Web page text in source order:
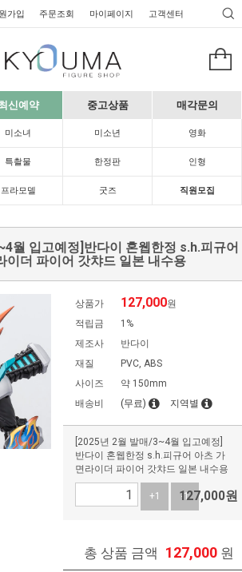
가입 주문조회 마이페이지 고객센터
신예약 중고상품 매각문의
미소녀 미소년 영화
특촬물 한정판 인형
프라모델 굿즈 직원모집
월 입고예정]반다이 혼웹한정 s.h.피규어
이더 파이어 갓챠드 일본 내수용
상품가 127,000원
적립금
1%
제조사
반다이
재질
PVC, ABS
사이즈
약 150mm
배송비
(무료) 지역별
[2025년 2월 발매/3~4월 입고예정]
반다이 혼웹한정 s.h.피규어 아츠 가
면라이더 파이어 갓챠드 일본 내수용
+1 -1
127,000원
총 상품 금액 127,000 원